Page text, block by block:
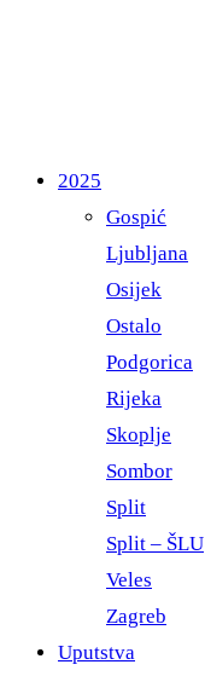
2025
Gospić
Ljubljana
Osijek
Ostalo
Podgorica
Rijeka
Skoplje
Sombor
Split
Split – ŠLU
Veles
Zagreb
Uputstva